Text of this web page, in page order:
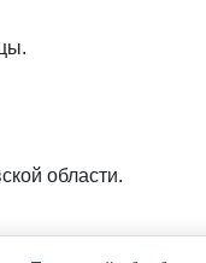
области.